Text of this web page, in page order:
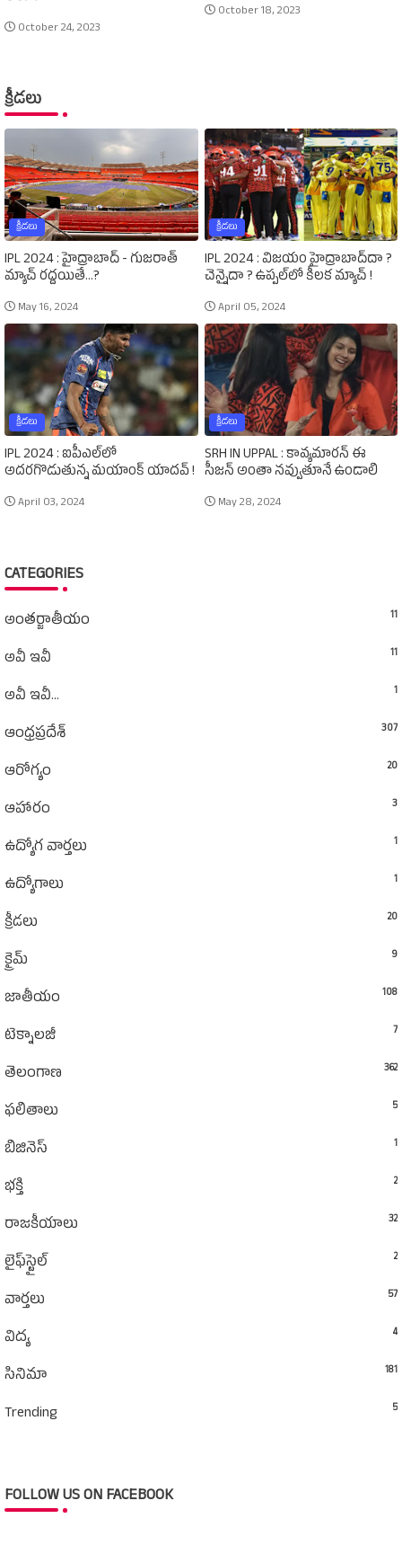
October 24, 2023
October 18, 2023
క్రీడలు
క్రీడలు
IPL 2024 : హైద్రాబాద్‌ - గుజరాత్‌
మ్యాచ్‌ రద్దయితే...?
May 16, 2024
క్రీడలు
IPL 2024 : విజయం హైద్రాబాద్‌దా ?
చెన్నైదా ? ఉప్పల్‌లో కీలక మ్యాచ్‌ !
April 05, 2024
క్రీడలు
IPL 2024 : ఐపీఎల్‌లో
అదరగొడుతున్న మయాంక్‌ యాదవ్‌ !
April 03, 2024
క్రీడలు
SRH IN UPPAL : కావ్యమారన్‌ ఈ
సీజన్‌ అంతా నవ్వుతూనే ఉండాలి
May 28, 2024
CATEGORIES
అంతర్జాతీయం 11
అవీ ఇవీ 11
అవీ ఇవీ... 1
ఆంధ్రప్రదేశ్‌ 307
ఆరోగ్యం 20
ఆహారం 3
ఉద్యోగ వార్తలు 1
ఉద్యోగాలు 1
క్రీడలు 20
క్రైమ్ 9
జాతీయం 108
టెక్నాలజీ 7
తెలంగాణ 362
ఫలితాలు 5
బిజినెస్ 1
భక్తి 2
రాజకీయాలు 32
లైఫ్‌స్టైల్‌ 2
వార్తలు 57
విద్య 4
సినిమా 181
Trending 5
FOLLOW US ON FACEBOOK